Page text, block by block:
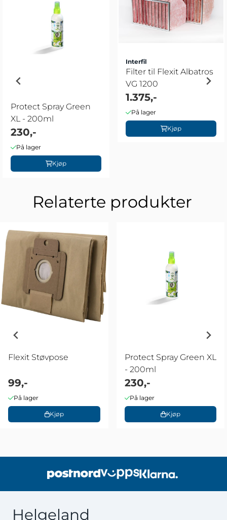
Protect Spray Green
XL - 200ml
230,-
På lager
Kjøp
Interfil
Filter til Flexit Albatros
VG 1200
1.375,-
På lager
Kjøp
Relaterte produkter
Flexit Støvpose
99,-
På lager
Kjøp
Protect Spray Green XL
- 200ml
230,-
På lager
Kjøp
Helgeland